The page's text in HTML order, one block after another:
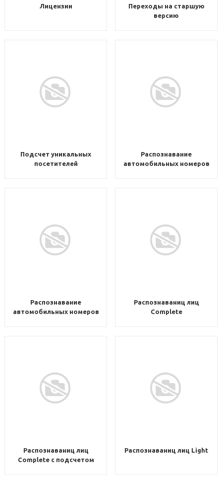
Лицензии
Переходы на старшую
версию
Подсчет уникальных
посетителей
Распознавание
автомобильных номеров
Распознавание
автомобильных номеров
Распознаваниц лиц
Complete
Распознаваниц лиц
Complete c подсчетом
Распознаваниц лиц Light